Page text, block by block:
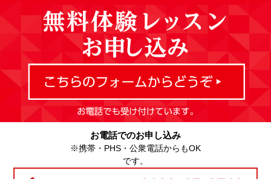
お電話でのお申し込み
※携帯・PHS・公衆電話からもOK
です。